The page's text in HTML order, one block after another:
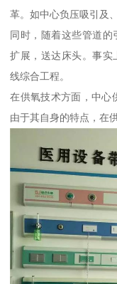
革。如中心负压吸引及
同时，随着这些管道
扩展，送达床头。事实
线综合工程。
在供氧技术方面，中心
由于其自身的特点，在